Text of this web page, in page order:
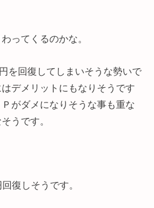
ってくるのかな。
を回復してしまいそうな勢いで
デメリットにもなりそうです
がダメになりそうな事も重な
うです。
復しそうです。